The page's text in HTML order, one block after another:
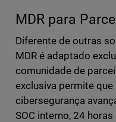
MDR para
Diferente de outras
MDR é adaptado
comunidade de
exclusiva permite
cibersegurança
SOC interno, 24